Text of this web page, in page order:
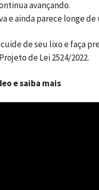
avançando.
e ainda parece longe
de seu lixo e faça
de Lei 2524/2022.
e saiba mais